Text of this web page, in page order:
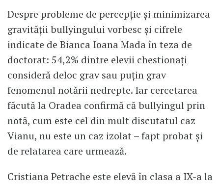
Despre probleme de percepție și minimizarea
gravității bullyingului vorbesc și cifrele
indicate de Bianca Ioana Mada în teza de
doctorat: 54,2% dintre elevii chestionați
consideră deloc grav sau puțin grav
fenomenul notării nedrepte. Iar cercetarea
făcută la Oradea confirmă că bullyingul prin
notă, cum este cel din mult discutatul caz
Vianu, nu este un caz izolat – fapt probat și
de relatarea care urmează.
Cristiana Petrache este elevă în clasa a IX-a la